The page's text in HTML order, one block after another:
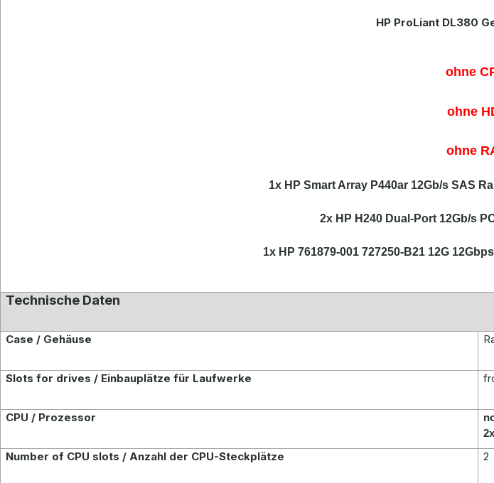
HP ProLiant DL380
ohne
ohne
ohne
1x HP Smart Array P440ar 12Gb/s SAS
2x HP H240 Dual-Port 12Gb/s
1x HP 761879-001 727250-B21 12G
Technische Daten
Case / Gehäuse
Slots for drives / Einbauplätze für Laufwerke
CPU / Prozessor
Number of CPU slots / Anzahl der CPU-Steckplätze 2